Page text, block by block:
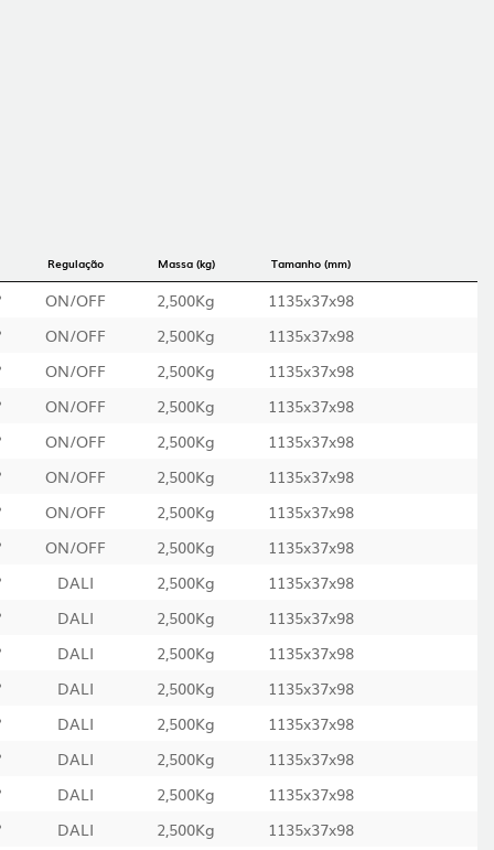
Regulação Massa (kg) Tamanho (mm)
ON/OFF 2,500Kg
1135x37x98
ON/OFF 2,500Kg
1135x37x98
ON/OFF 2,500Kg
1135x37x98
ON/OFF 2,500Kg
1135x37x98
ON/OFF 2,500Kg
1135x37x98
ON/OFF 2,500Kg
1135x37x98
ON/OFF 2,500Kg
1135x37x98
ON/OFF 2,500Kg
1135x37x98
DALI 2,500Kg
1135x37x98
DALI 2,500Kg
1135x37x98
DALI 2,500Kg
1135x37x98
DALI 2,500Kg
1135x37x98
DALI 2,500Kg
1135x37x98
DALI 2,500Kg
1135x37x98
DALI 2,500Kg
1135x37x98
DALI 2,500Kg
1135x37x98